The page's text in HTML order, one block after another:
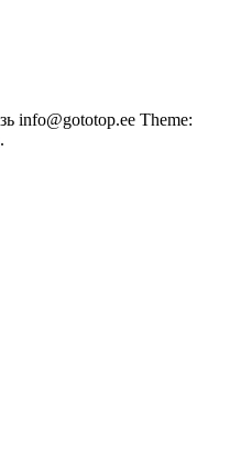
info@gototop.ee Theme:
.